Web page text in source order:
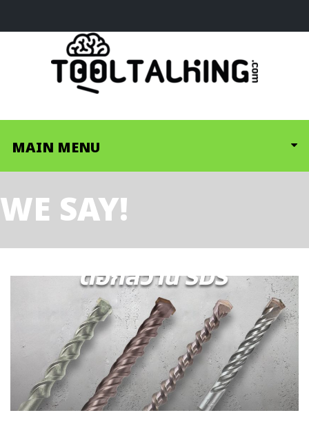
MAIN MENU
WE SAY!